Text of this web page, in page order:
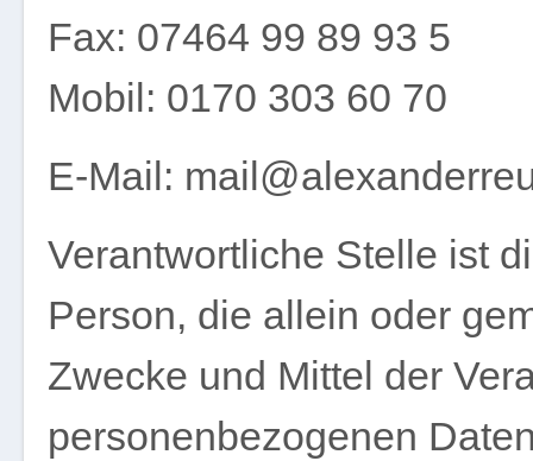
Fax: 07464 99 89 93 5
Mobil: 0170 303 60 70
E-Mail:
Verantwortliche Stelle ist
Person, die allein oder
Zwecke und Mittel der
personenbezogenen